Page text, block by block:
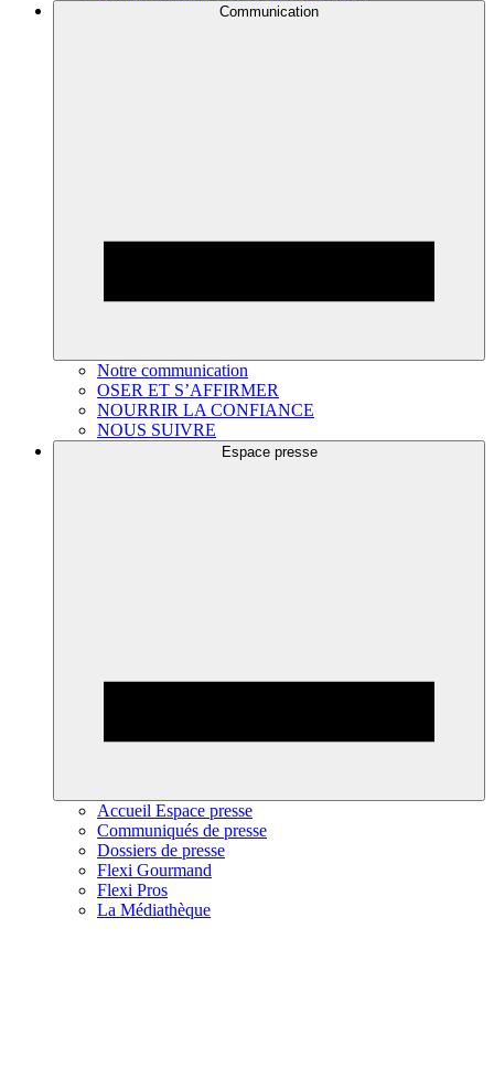
Communication
Notre communication
OSER ET S’AFFIRMER
NOURRIR LA CONFIANCE
NOUS SUIVRE
Espace presse
Accueil Espace presse
Communiqués de presse
Dossiers de presse
Flexi Gourmand
Flexi Pros
La Médiathèque